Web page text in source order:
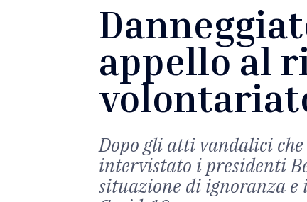
appello al
Dopo gli atti vandalici
intervistato i presidenti
situazione di ignoranza